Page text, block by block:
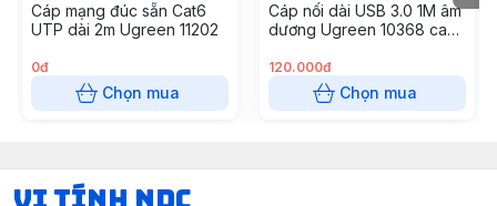
Cáp mạng đúc sẵn Cat6
UTP dài 2m Ugreen 11202
0đ
Chọn mua
Cáp nối dài USB 3.0 1M âm
dương Ugreen 10368 cao
120.000đ
Chọn mua